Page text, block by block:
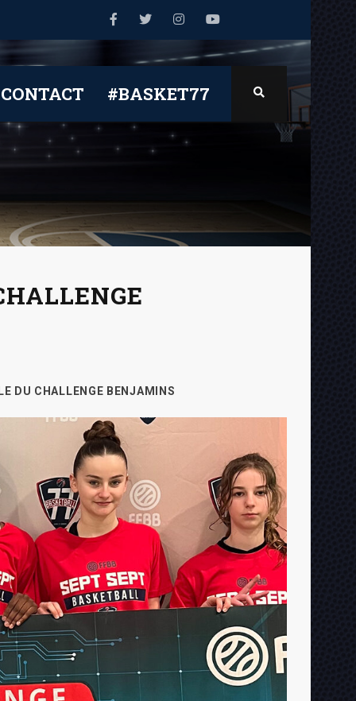
CONTACT #BASKET77
DU CHALLENGE BENJAMINS